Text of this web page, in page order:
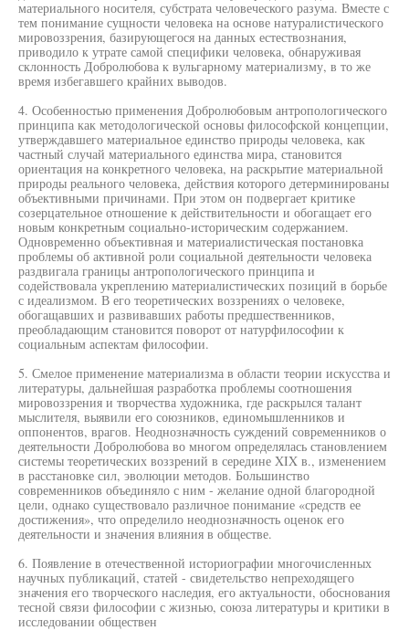
материального носителя, субстрата человеческого разума. Вместе с
тем понимание сущности человека на основе натуралистического
мировоззрения, базирующегося на данных естествознания,
приводило к утрате самой специфики человека, обнаруживая
склонность Добролюбова к вульгарному материализму, в то же
время избегавшего крайних выводов.
4. Особенностью применения Добролюбовым антропологического
принципа как методологической основы философской концепции,
утверждавшего материальное единство природы человека, как
частный случай материального единства мира, становится
ориентация на конкретного человека, на раскрытие материальной
природы реального человека, действия которого детерминированы
объективными причинами. При этом он подвергает критике
созерцательное отношение к действительности и обогащает его
новым конкретным социально-историческим содержанием.
Одновременно объективная и материалистическая постановка
проблемы об активной роли социальной деятельности человека
раздвигала границы антропологического принципа и
содействовала укреплению материалистических позиций в борьбе
с идеализмом. В его теоретических воззрениях о человеке,
обогащавших и развивавших работы предшественников,
преобладающим становится поворот от натурфилософии к
социальным аспектам философии.
5. Смелое применение материализма в области теории искусства и
литературы, дальнейшая разработка проблемы соотношения
мировоззрения и творчества художника, где раскрылся талант
мыслителя, выявили его союзников, единомышленников и
оппонентов, врагов. Неоднозначность суждений современников о
деятельности Добролюбова во многом определялась становлением
системы теоретических воззрений в середине XIX в., изменением
в расстановке сил, эволюции методов. Большинство
современников объединяло с ним - желание одной благородной
цели, однако существовало различное понимание «средств ее
достижения», что определило неоднозначность оценок его
деятельности и значения влияния в обществе.
6. Появление в отечественной историографии многочисленных
научных публикаций, статей - свидетельство непреходящего
значения его творческого наследия, его актуальности, обоснования
тесной связи философии с жизнью, союза литературы и критики в
исследовании обществен